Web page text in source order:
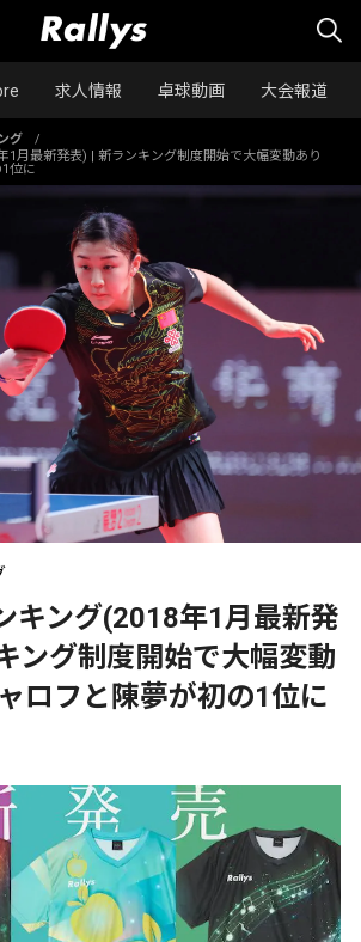
求人情報 卓球動画 大会報道
グ
/
1月最新発表) | 新ランキング制度開始で大幅変動あり
位に
キング(2018年1月最新発
ング制度開始で大幅変動
ロフと陳夢が初の1位に